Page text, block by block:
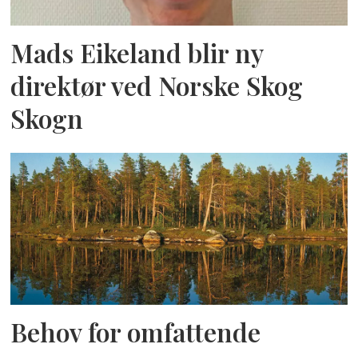
Mads Eikeland blir ny
direktør ved Norske Skog
Skogn
Behov for omfattende